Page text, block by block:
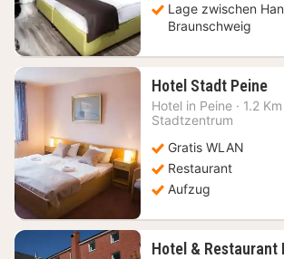
Lage zwischen
Braunschweig
Hotel Stadt Peine1
Hotel in Peine · 1.2
Stadtzentrum
Gratis WLAN
Restaurant
Aufzug
Hotel & Restaurant